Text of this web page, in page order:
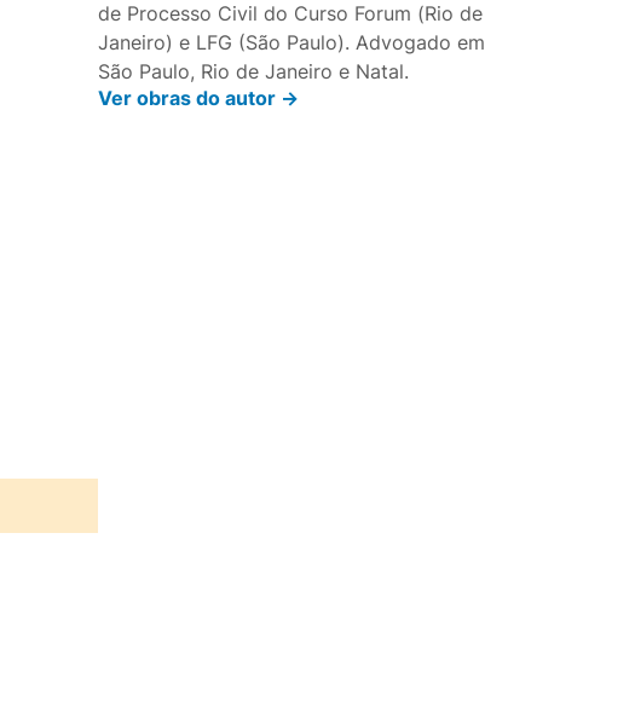
de Processo Civil do Curso Forum (Rio de
Janeiro) e LFG (São Paulo). Advogado em
São Paulo, Rio de Janeiro e Natal.
Ver obras do autor ->